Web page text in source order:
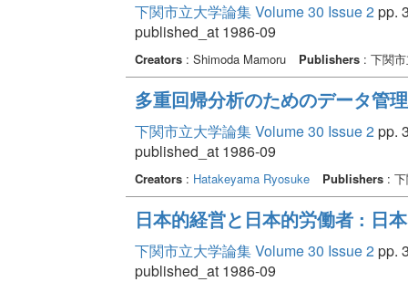
下関市立大学論集 Volume 30 Issue 2pp.
published_at 1986-09
Creators: Shimoda Mamoru Publishers: 下関市
多重回帰分析のためのデータ管
下関市立大学論集 Volume 30 Issue 2pp.
published_at 1986-09
Creators: Hatakeyama Ryosuke Publishers: 下
日本的経営と日本的労働者 : 日
下関市立大学論集 Volume 30 Issue 2pp.
published_at 1986-09